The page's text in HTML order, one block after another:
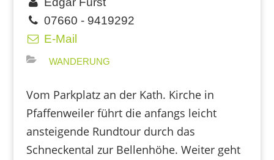
07660 - 9419292
E-Mail
WANDERUNG
Vom Parkplatz an der Kath. Kirche in
Pfaffenweiler führt die anfangs leicht
ansteigende Rundtour durch das
Schneckental zur Bellenhöhe. Weiter geht